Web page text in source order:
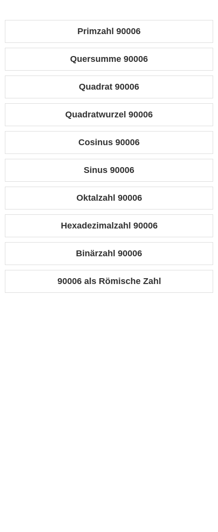
Primzahl 90006
Quersumme 90006
Quadrat 90006
Quadratwurzel 90006
Cosinus 90006
Sinus 90006
Oktalzahl 90006
Hexadezimalzahl 90006
Binärzahl 90006
90006 als Römische Zahl